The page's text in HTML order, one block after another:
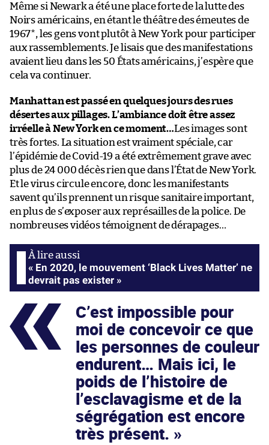
Même si Newark a été une place forte de la lutte des
Noirs américains, en étant le théâtre des émeutes de
1967*, les gens vont plutôt à New York pour participer
aux rassemblements. Je lisais que des manifestations
avaient lieu dans les 50 États américains, j’espère que
cela va continuer.
Manhattan est passé en quelques jours des rues
désertes aux pillages. L’ambiance doit être assez
irréelle à New York en ce moment…Les images sont
très fortes. La situation est vraiment spéciale, car
l’épidémie de Covid-19 a été extrêmement grave avec
plus de 24 000 décès rien que dans l’État de New York.
Et le virus circule encore, donc les manifestants
savent qu’ils prennent un risque sanitaire important,
en plus de s’exposer aux représailles de la police. De
nombreuses vidéos témoignent de dérapages…
« En 2020, le mouvement ‘Black Lives Matter’ ne
devrait pas exister »
C’est impossible pour
moi de concevoir ce que
les personnes de couleur
endurent… Mais ici, le
poids de l’histoire de
l’esclavagisme et de la
ségrégation est encore
très présent.